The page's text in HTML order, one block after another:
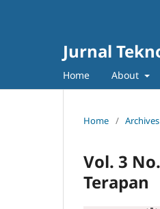
Jurnal
Home About
Home / Archives
Vol. 3
Terapan